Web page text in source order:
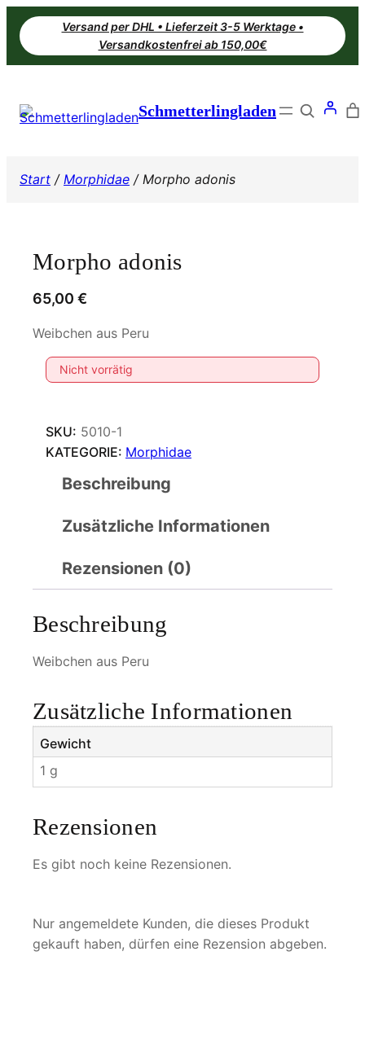
Zum
Inhalt
springen
Versand per DHL • Lieferzeit 3-5 Werktage •
Versandkostenfrei ab 150,00€
Schmetterlingladen Search
Start / Morphidae / Morpho adonis
Morpho adonis
65,00 €
Weibchen aus Peru
Nicht vorrätig
SKU: 5010-1
KATEGORIE: Morphidae
Beschreibung
Zusätzliche Informationen
Rezensionen (0)
Beschreibung
Weibchen aus Peru
Zusätzliche Informationen
Gewicht
1 g
Rezensionen
Es gibt noch keine Rezensionen.
Nur angemeldete Kunden, die dieses Produkt
gekauft haben, dürfen eine Rezension abgeben.